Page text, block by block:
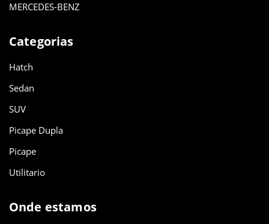
MERCEDES-BENZ
Categorias
Hatch
Sedan
SUV
Picape Dupla
Picape
Utilitario
Onde estamos